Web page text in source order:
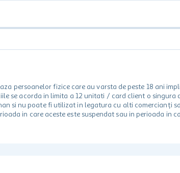
persoanelor fizice care au varsta de peste 18 ani
se acorda in limita a 12 unitati / card client o
si nu poate fi utilizat in legatura cu alti comercianți
in care aceste este suspendat sau in perioada